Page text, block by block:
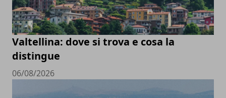
Valtellina: dove si trova e cosa la
distingue
06/08/2026